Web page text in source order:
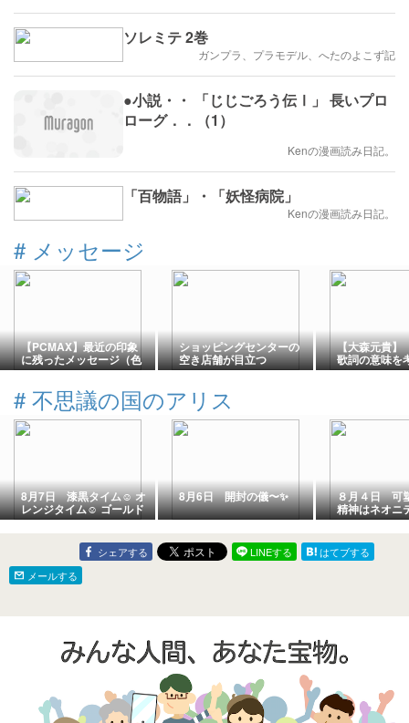
ソレミテ 2巻
ガンプラ、プラモデル、へたのよこず記
●小説・・ 「じじごろう伝Ⅰ」 長いプロ
ローグ．．（1）
Kenの漫画読み日記。
「百物語」・「妖怪病院」
Kenの漫画読み日記。
# メッセージ
【PCMAX】最近の印象
に残ったメッセージ（色
んな意味で）｜P直弼
ショッピングセンターの
空き店舗が目立つ
【大森元貴】
歌詞の意味を
ことを恐れ、
# 不思議の国のアリス
8月7日 漆黒タイム☺️ オ
レンジタイム☺️ ゴールド
タイム😂
8月6日 開封の儀〜✨ ８月４日 可
精神はネオニ
るかと我田引
モノ好きな我
理矢理結びつ
シェアする LINEする
はてブする
メールする